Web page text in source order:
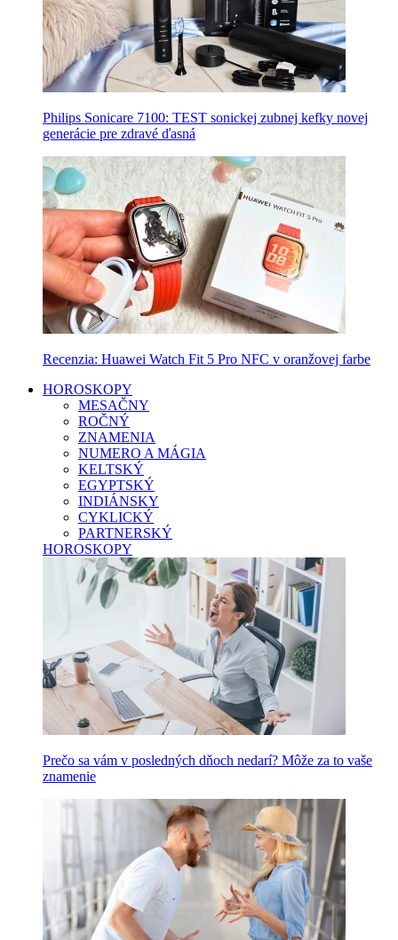
Philips Sonicare 7100: TEST sonickej zubnej kefky novej
generácie pre zdravé ďasná
Recenzia: Huawei Watch Fit 5 Pro NFC v oranžovej farbe
HOROSKOPY
MESAČNY
ROČNÝ
ZNAMENIA
NUMERO A MÁGIA
KELTSKÝ
EGYPTSKÝ
INDIÁNSKY
CYKLICKÝ
PARTNERSKÝ
HOROSKOPY
Prečo sa vám v posledných dňoch nedarí? Môže za to vaše
znamenie